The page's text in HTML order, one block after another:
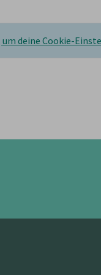
um deine Cookie-